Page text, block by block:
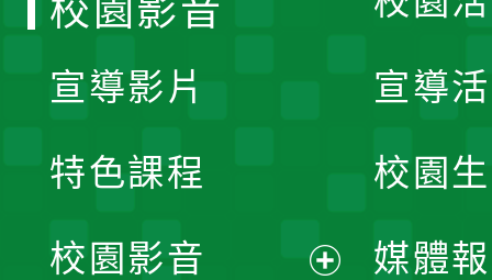
宣導
校園
媒體
校園影音
宣導影片
特色課程
校園影音